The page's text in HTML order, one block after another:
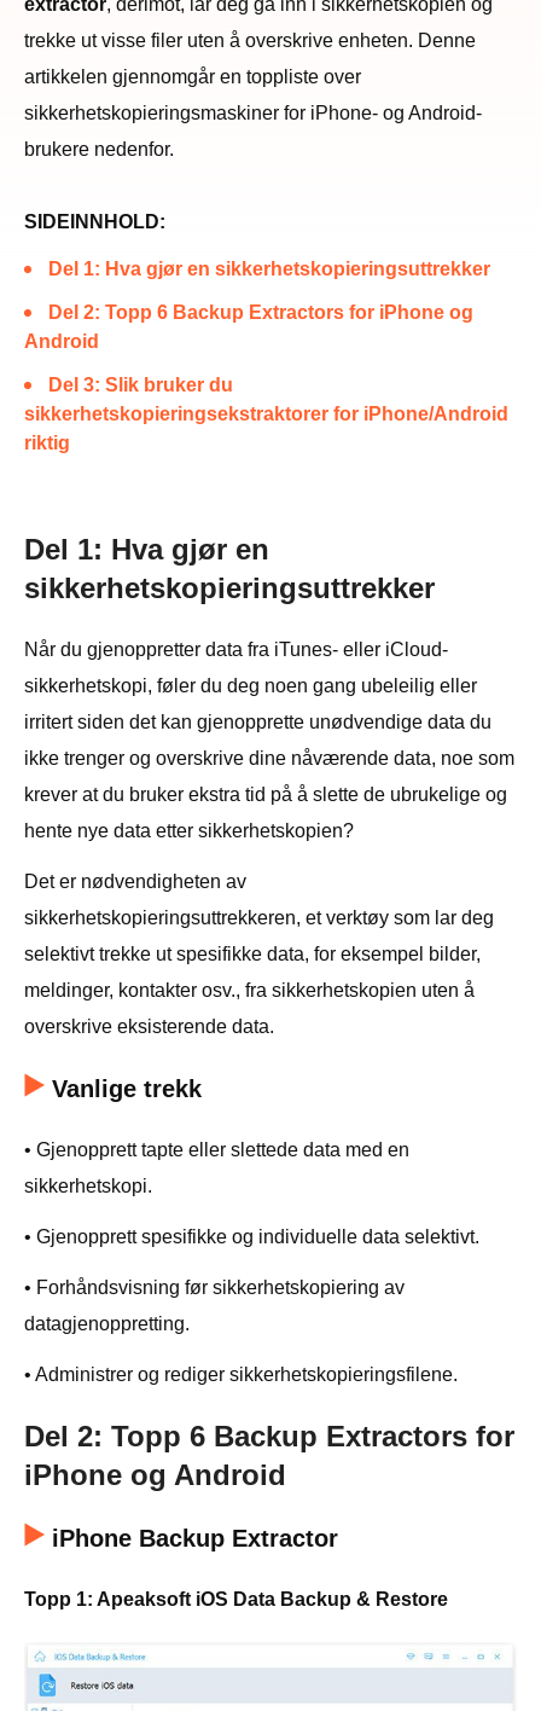
extractor, derimot, lar deg gå inn i sikkerhetskopien og
trekke ut visse filer uten å overskrive enheten. Denne
artikkelen gjennomgår en toppliste over
sikkerhetskopieringsmaskiner for iPhone- og Android-
brukere nedenfor.
SIDEINNHOLD:
Del 1: Hva gjør en sikkerhetskopieringsuttrekker
Del 2: Topp 6 Backup Extractors for iPhone og
Android
Del 3: Slik bruker du
sikkerhetskopieringsekstraktorer for iPhone/Android
riktig
Del 1: Hva gjør en
sikkerhetskopieringsuttrekker
Når du gjenoppretter data fra iTunes- eller iCloud-
sikkerhetskopi, føler du deg noen gang ubeleilig eller
irritert siden det kan gjenopprette unødvendige data du
ikke trenger og overskrive dine nåværende data, noe som
krever at du bruker ekstra tid på å slette de ubrukelige og
hente nye data etter sikkerhetskopien?
Det er nødvendigheten av
sikkerhetskopieringsuttrekkeren, et verktøy som lar deg
selektivt trekke ut spesifikke data, for eksempel bilder,
meldinger, kontakter osv., fra sikkerhetskopien uten å
overskrive eksisterende data.
Vanlige trekk
• Gjenopprett tapte eller slettede data med en
sikkerhetskopi.
• Gjenopprett spesifikke og individuelle data selektivt.
• Forhåndsvisning før sikkerhetskopiering av
datagjenoppretting.
• Administrer og rediger sikkerhetskopieringsfilene.
Del 2: Topp 6 Backup Extractors for
iPhone og Android
iPhone Backup Extractor
Topp 1: Apeaksoft iOS Data Backup & Restore